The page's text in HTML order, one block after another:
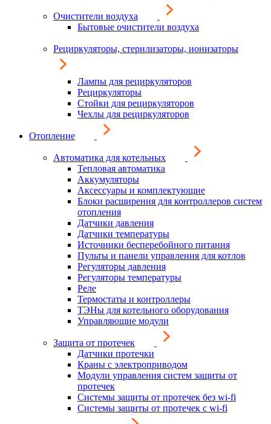
Очистители воздуха
Бытовые очистители воздуха
Рециркуляторы, стерилизаторы, ионизаторы
Лампы для рециркуляторов
Рециркуляторы
Стойки для рециркуляторов
Чехлы для рециркуляторов
Отопление
Автоматика для котельных
Тепловая автоматика
Аккумуляторы
Аксессуары и комплектующие
Блоки расширения для контроллеров систем
отопления
Датчики давления
Датчики температуры
Источники бесперебойного питания
Пульты и панели управления для котлов
Регуляторы давления
Регуляторы температуры
Реле
Термостаты и контроллеры
ТЭНы для котельного оборудования
Управляющие модули
Защита от протечек
Датчики протечки
Краны с электроприводом
Модули управления систем защиты от
протечек
Системы защиты от протечек без wi-fi
Системы защиты от протечек с wi-fi